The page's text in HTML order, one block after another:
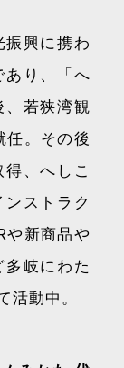
振興に携わ
あり、「へ
、若狭湾観
任。その後
得、へしこ
ストラク
や新商品や
岐にわた
活動中。